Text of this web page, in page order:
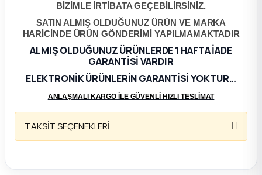
BİZİMLE İRTİBATA GEÇEBİLİRSİNİZ.
SATIN ALMIŞ OLDUĞUNUZ ÜRÜN VE MARKA
HARİCİNDE ÜRÜN GÖNDERİMİ YAPILMAMAKTADIR
ALMIŞ OLDUĞUNUZ ÜRÜNLERDE 1 HAFTA İADE
GARANTİSİ VARDIR
ELEKTRONİK ÜRÜNLERİN GARANTİSİ YOKTUR…
ANLAŞMALI KARGO İLE GÜVENLİ HIZLI TESLİMAT
TAKSİT SEÇENEKLERİ